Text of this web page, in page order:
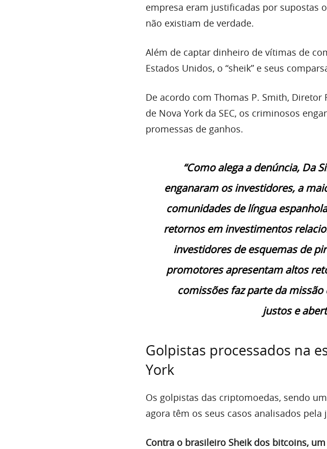
empresa eram justificadas por supostas
não existiam de verdade.
Além de captar dinheiro de vítimas de
Estados Unidos, o “sheik” e seus
De acordo com Thomas P. Smith,
de Nova York da SEC, os criminosos
promessas de ganhos.
“Como alega a denúncia, Da
enganaram os investidores, a
comunidades de língua
retornos em investimentos
investidores de esquemas de
promotores apresentam altos
comissões faz parte da
justos e
Golpistas processados na
York
Os golpistas das criptomoedas, sendo
agora têm os seus casos analisados pela
Contra o brasileiro Sheik dos bitcoins,